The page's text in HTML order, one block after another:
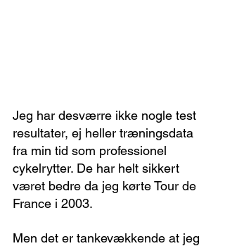
Jeg har desværre ikke nogle test
resultater, ej heller træningsdata
fra min tid som professionel
cykelrytter. De har helt sikkert
været bedre da jeg kørte Tour de
France i 2003.
Men det er tankevækkende at jeg